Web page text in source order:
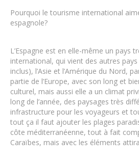
Pourquoi le tourisme international
espagnole?
L’Espagne est en elle-même un pays
international, qui vient des autres
inclus), l’Asie et l’Amérique du Nord,
partie de l’Europe, avec son long et
culturel, mais aussi elle a un climat
long de l’année, des paysages très
infrastructure pour les voyageurs et
tout ça il faut ajouter les plages
côte méditerranéenne, tout à fait
Caraïbes, mais avec les éléments